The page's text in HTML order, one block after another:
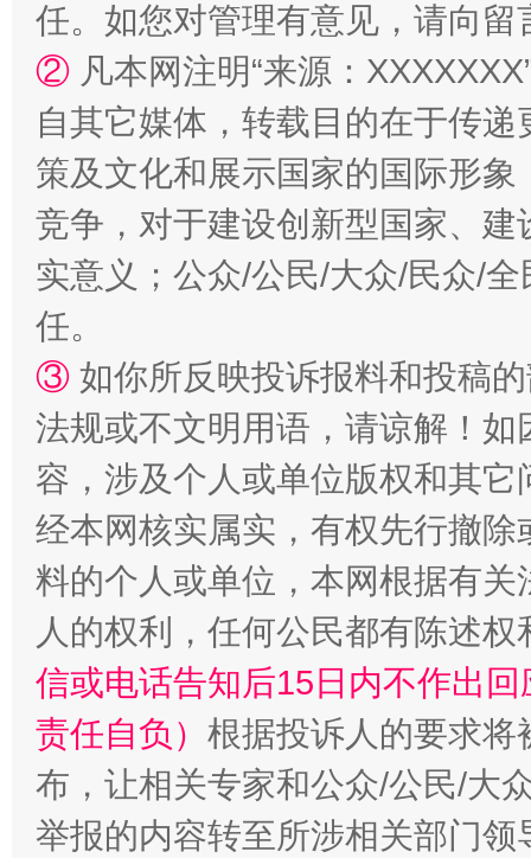
扯下公款旅游的“隐身衣” 如何以
“蜀中异人”王建安的艺术幻境
任。如您对管理有意见，请向
② 凡本网注明“来源：
自其它媒体，转载目的在于传
策及文化和展示国家的国际形
竞争，对于建设创新型国家、
实意义；公众/公民/大众/民众/
任。
③ 如你所反映投诉报料和投稿
法规或不文明用语，请谅解！
容，涉及个人或单位版权和其它
经本网核实属实，有权先行撤
料的个人或单位，本网根据有
人的权利，任何公民都有陈述
信或电话告知后15日内不作出
责任自负） 根据投诉人的要求将
布，让相关专家和公众/公民/大
举报的内容转至所涉相关部门